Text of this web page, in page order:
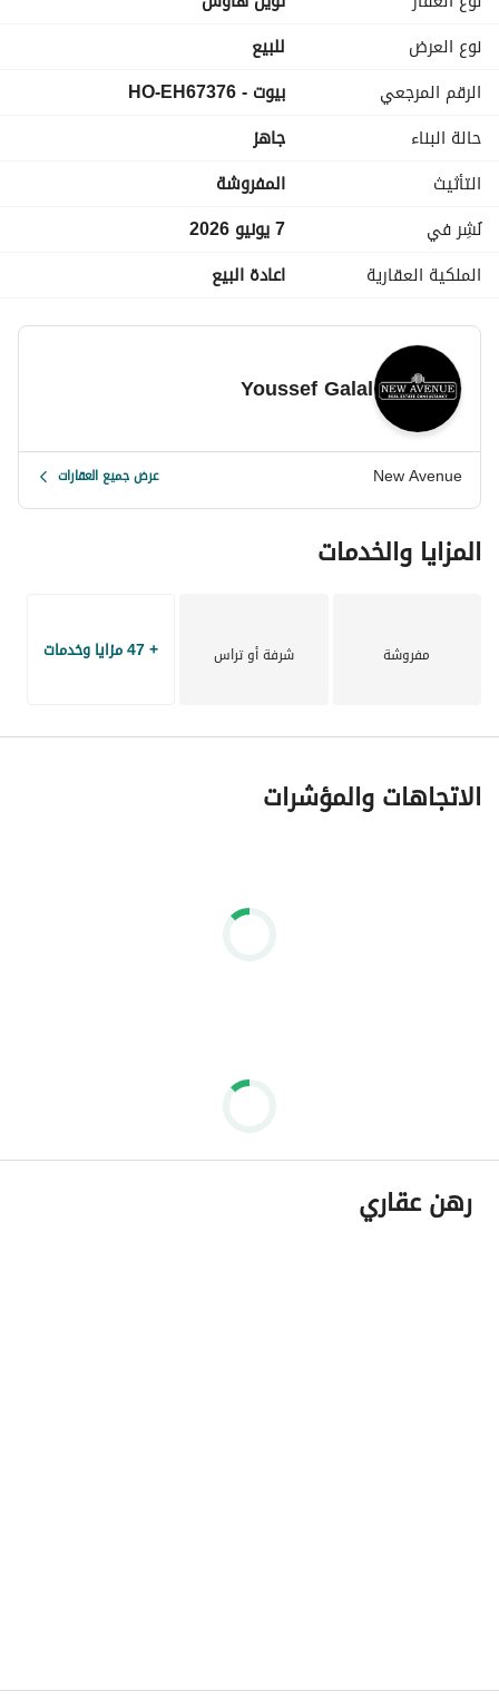
السعر المطلوب ٢١,٠٠٠,٠٠٠ جنيه مصري
-----------------------------------------------------------------------------------
-----------------------------------------------------------------------------------
-----------------------------------------------------------------------------------
-------------------------
نوع العرض
للبيع
الرقم المرجعي
بيوت - HO-EH67376
حالة البناء
جاهز
التأثيث
المفروشة
نُشِر في
7 يونيو 2026
الملكية العقارية
اعادة البيع
Youssef Galal
New Avenue عرض جميع العقارات
المزايا والخدمات
مفروشة شرفة أو تراس + 47 مزايا وخدمات
الاتجاهات والمؤشرات
رهن عقاري